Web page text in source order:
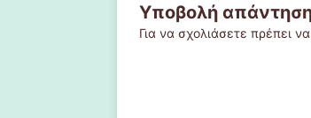
Υποβολή
Για να σχολιάσετε πρέπει να